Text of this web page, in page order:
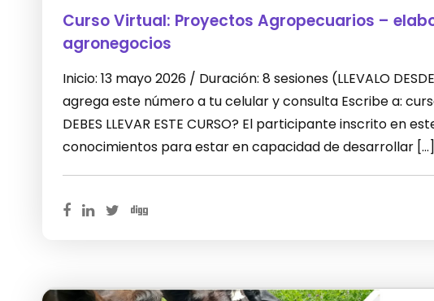
Curso Virtual: Proyectos Agropecuarios –
agronegocios
Inicio: 13 mayo 2026 / Duración: 8 sesiones (LLEVALO
agrega este número a tu celular y consulta Escribe a:
DEBES LLEVAR ESTE CURSO? El participante inscrito en
conocimientos para estar en capacidad de desarrollar […]